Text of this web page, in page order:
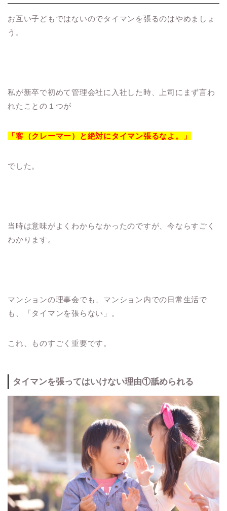
お互い子どもではないのでタイマンを張るのはやめましょ
う。
私が新卒で初めて管理会社に入社した時、上司にまず言わ
れたことの１つが
「客（クレーマー）と絶対にタイマン張るなよ。」
でした。
当時は意味がよくわからなかったのですが、今ならすごく
わかります。
マンションの理事会でも、マンション内での日常生活で
も、「タイマンを張らない」。
これ、ものすごく重要です。
タイマンを張ってはいけない理由①舐められる